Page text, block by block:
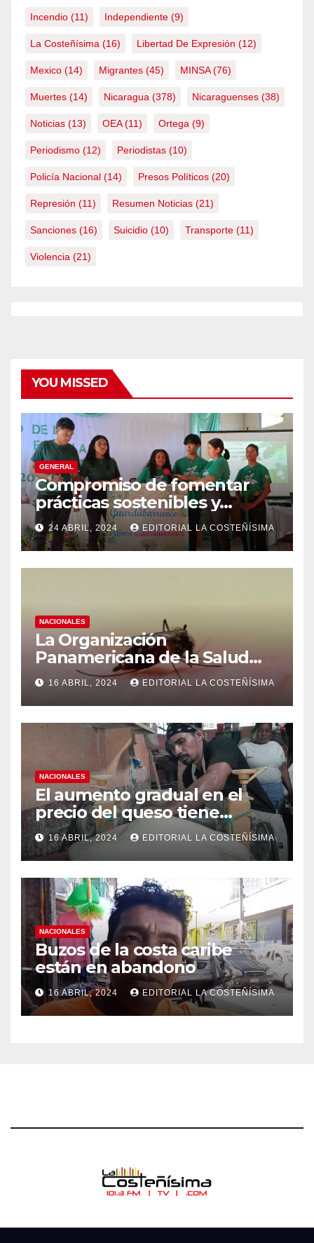
Incendio (11) Independiente (9)
La Costeñísima (16) Libertad De Expresión (12)
Mexico (14) Migrantes (45) MINSA(76)
Muertes (14) Nicaragua (378) Nicaraguenses (38)
Noticias (13) OEA(11) Ortega (9)
Periodismo (12) Periodistas (10)
Policía Nacional (14) Presos Políticos (20)
Represión (11) Resumen Noticias (21)
Sanciones (16) Suicidio (10) Transporte (11)
Violencia (21)
YOU MISSED
GENERAL
Compromiso de fomentar
prácticas sostenibles y
conciencia ecológica en las
instituciones educativas
24 ABRIL, 2024 EDITORIAL LA COSTEÑÍSIMA
NACIONALES
La Organización
Panamericana de la Salud
(OPS), recomienda reforzar
medidas ante el aumento de
casos de dengue
16 ABRIL, 2024 EDITORIAL LA COSTEÑÍSIMA
NACIONALES
El aumento gradual en el
precio del queso tiene
efectos a las Panaderias
16 ABRIL, 2024 EDITORIAL LA COSTEÑÍSIMA
NACIONALES
Buzos de la costa caribe
están en abandono
16 ABRIL, 2024 EDITORIAL LA COSTEÑÍSIMA